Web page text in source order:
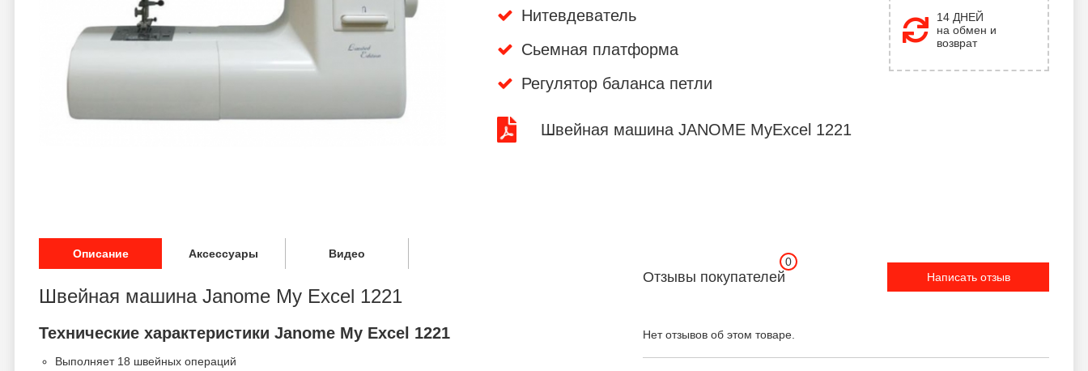
Нитевдеватель
Сьемная платформа
Регулятор баланса петли
Швейная машина JANOME MyExcel 1221
14 ДНЕЙ
на обмен и
возврат
Описание Аксессуары Видео
Швейная машина Janome My Excel 1221
Технические характеристики Janome My Excel 1221
Выполняет 18 швейных операций
Отзывы покупателей
0
Написать отзыв
Нет отзывов об этом товаре.